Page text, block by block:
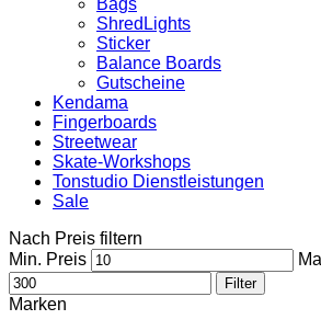
Bags
ShredLights
Sticker
Balance Boards
Gutscheine
Kendama
Fingerboards
Streetwear
Skate-Workshops
Tonstudio Dienstleistungen
Sale
Nach Preis filtern
Min. Preis
Filter
Marken